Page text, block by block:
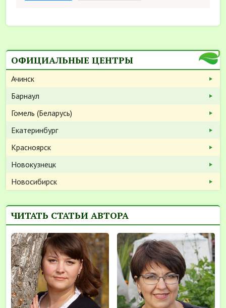
ОФИЦИАЛЬНЫЕ ЦЕНТРЫ
Ачинск
Барнаул
Гомель (Беларусь)
Екатеринбург
Красноярск
Новокузнецк
Новосибирск
ЧИТАТЬ СТАТЬИ АВТОРА